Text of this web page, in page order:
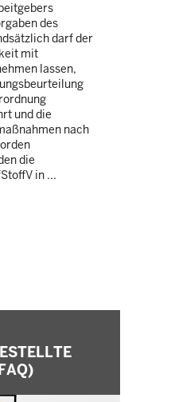
des
darf der
mit
lassen,
und die
nach
die
in ...